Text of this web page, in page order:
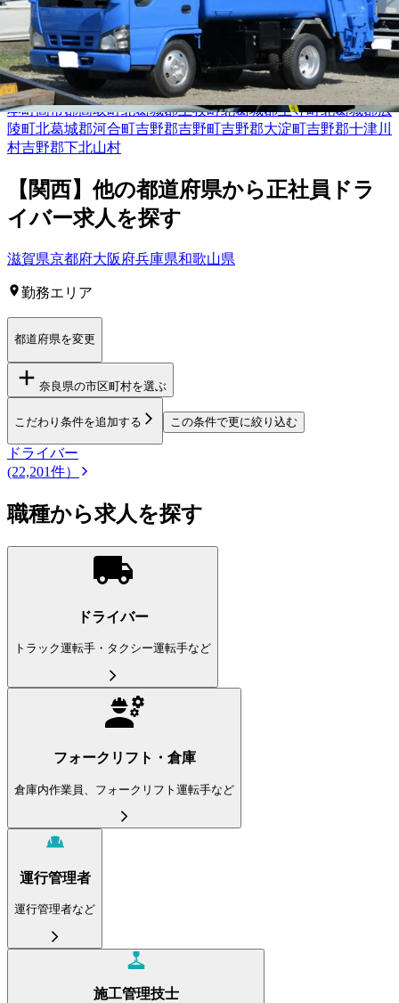
ー求人を探す
奈良市大和高田市大和郡山市天理市 橿原市桜井市 五條市御所
市生駒市香芝市葛城市宇陀市 生駒郡平群町 生駒郡三郷町生駒
郡斑鳩町生駒郡安堵町 磯城郡川西町磯城郡三宅町磯城郡田原
本町高市郡高取町北葛城郡上牧町北葛城郡王寺町北葛城郡広
陵町北葛城郡河合町吉野郡吉野町吉野郡大淀町吉野郡十津川
村吉野郡下北山村
【 関西】他の都道府県から正社員ドラ
イバー求人を探す
滋賀県京都府大阪府兵庫県和歌山県
勤務エリア
都道府県を変更
奈良県の市区町村を選ぶ
こだわり条件を追加する この条件で更に絞り込む
ドライバー
(22,201件）
職種から求人を探す
ドライバー
トラック運転手・タクシー運転手など
フォークリフト・倉庫
倉庫内作業員、フォークリフト運転手など
運行管理者
運行管理者など
施工管理技士